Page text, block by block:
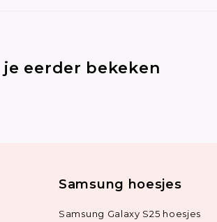
eerder bekeken
Samsung hoesjes
Samsung Galaxy S25 hoesjes